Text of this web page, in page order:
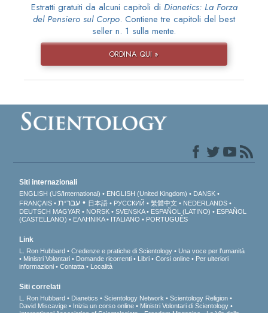
Estratti gratuiti da alcuni capitoli di Dianetics: La Forza
del Pensiero sul Corpo. Contiene tre capitoli del best
seller n. 1 sulla mente.
ORDINA QUI »
Siti internazionali
ENGLISH (US/International) ENGLISH (United Kingdom)
DANSK
FRANÇAIS
עברית 日本語 РУССКИЙ 繁體中文
NEDERLANDS
DEUTSCH MAGYAR NORSK SVENSKA ESPAÑOL (LATINO)
ESPAÑOL
(CASTELLANO)
ΕΛΛΗΝΙΚA ITALIANO PORTUGUÊS
Link
L. Ron Hubbard Credenze e pratiche di Scientology
Una voce per l’umanità
Ministri Volontari
Domande ricorrenti Libri Corsi online
Per ulteriori
informazioni
Contatta Località
Siti correlati
L. Ron Hubbard Dianetics Scientology Network
Scientology Religion
David Miscavige
Inizia un corso online
Ministri Volontari di Scientology